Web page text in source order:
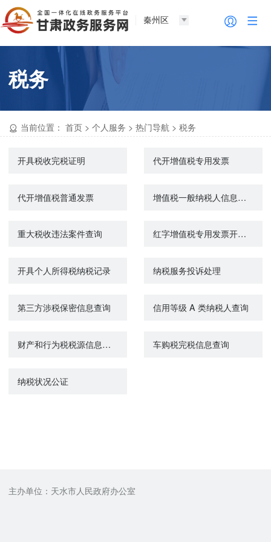
秦州区
税务
当前位置：首页 >个人服务 >热门导航 >税务
开具税收完税证明 代开增值税专用发票
代开增值税普通发票 增值税一般纳税人信息查询
重大税收违法案件查询 红字增值税专用发票开具申请
开具个人所得税纳税记录 纳税服务投诉处理
第三方涉税保密信息查询 信用等级 A 类纳税人查询
财产和行为税税源信息报告 车购税完税信息查询
纳税状况公证
主办单位：天水市人民政府办公室